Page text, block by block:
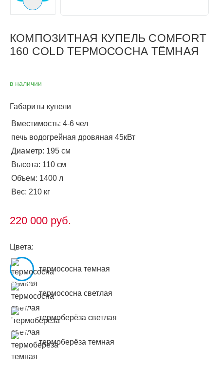
КОМПОЗИТНАЯ КУПЕЛЬ COMFORT
160 COLD ТЕРМОСОСНА ТЁМНАЯ
в наличии
Габариты купели
Вместимость: 4-6 чел
печь водогрейная дровяная 45кВт
Диаметр: 195 см
Высота: 110 см
Объем: 1400 л
Вес: 210 кг
220 000 руб.
Цвета:
термососна темная
термососна светлая
термоберёза светлая
термоберёза темная
Следующий слайд